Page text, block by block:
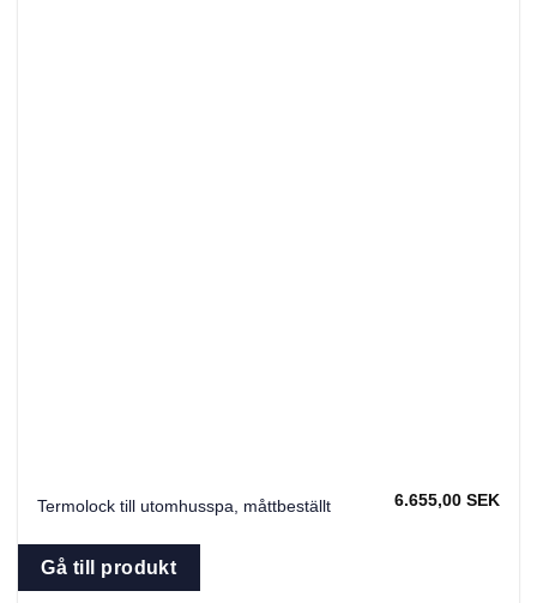
Termolock till utomhusspa, måttbeställt 6.655,00SEK
Gå till produkt